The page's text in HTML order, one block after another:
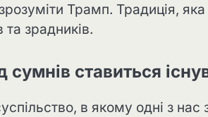
Трамп. Традиція,
зрадників.
сумнів ставиться
в якому одні з